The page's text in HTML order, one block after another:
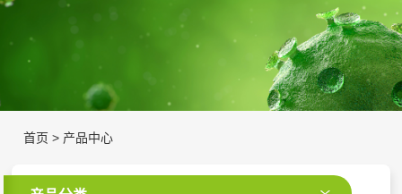
首页 > 产品中心